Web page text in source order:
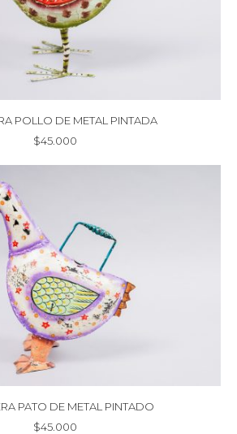
POLLO DE METAL PINTADA
$45.000
PATO DE METAL PINTADO
$45.000